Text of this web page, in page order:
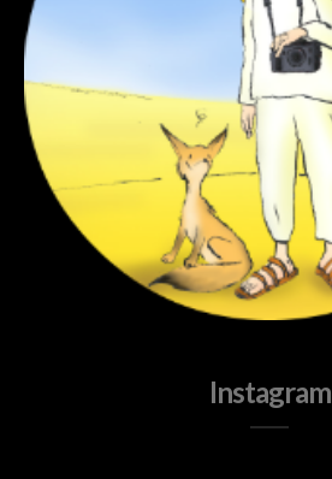
Instagram